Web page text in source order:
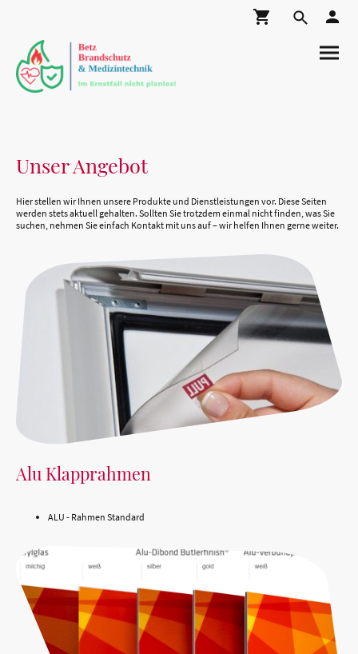
Unser Angebot
Hier stellen wir Ihnen unsere Produkte und Dienstleistungen vor. Diese Seiten
werden stets aktuell gehalten. Sollten Sie trotzdem einmal nicht finden, was Sie
suchen, nehmen Sie einfach Kontakt mit uns auf – wir helfen Ihnen gerne weiter.
Alu Klapprahmen
ALU - Rahmen Standard